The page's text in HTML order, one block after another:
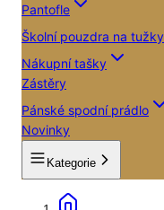
Pantofle
Školní pouzdra na tužky
Nákupní tašky
Zástěry
Pánské spodní prádlo
Novinky
Kategorie